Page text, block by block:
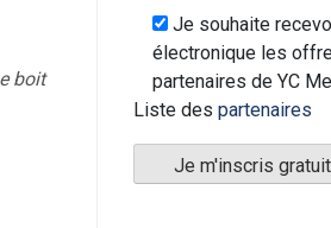
boit
Je souhaite
électronique les
partenaires de YC
Liste des partenaires